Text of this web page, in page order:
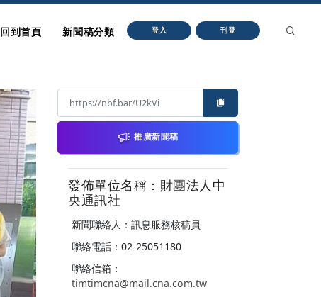
回到首頁 新聞稿分類 登入 刊登
推廣新聞稿
發佈單位名稱：財團法人中
央通訊社
新聞聯絡人：訊息服務核稿員
聯絡電話：02-25051180
聯絡信箱：
timtimcna@mail.cna.com.tw